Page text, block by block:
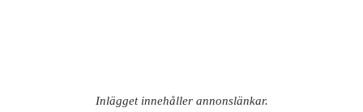
Inlägget innehåller annonslänkar.